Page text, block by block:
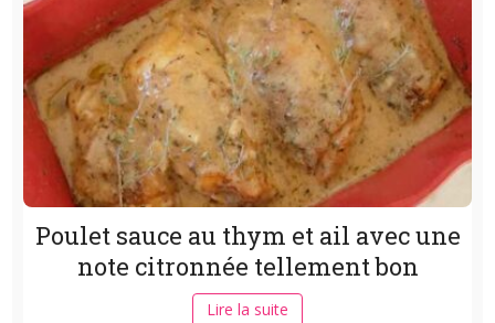
Poulet sauce au thym et ail avec une
note citronnée tellement bon
Lire la suite